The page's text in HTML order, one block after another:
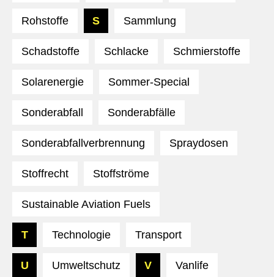
Rohstoffe S Sammlung
Schadstoffe Schlacke Schmierstoffe
Solarenergie Sommer-Special
Sonderabfall Sonderabfälle
Sonderabfallverbrennung Spraydosen
Stoffrecht Stoffströme
Sustainable Aviation Fuels
T Technologie Transport
U Umweltschutz V Vanlife